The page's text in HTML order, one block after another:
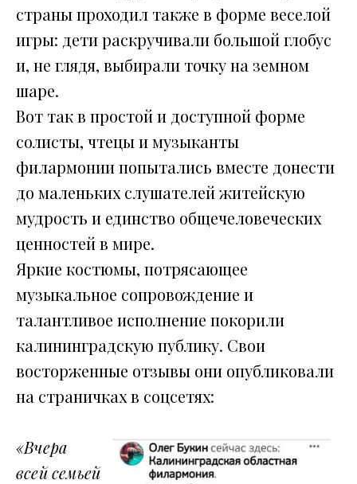
страны проходил также в форме веселой
игры: дети раскручивали большой глобус
и, не глядя, выбирали точку на земном
шаре.
Вот так в простой и доступной форме
солисты, чтецы и музыканты
филармонии попытались вместе донести
до маленьких слушателей житейскую
мудрость и единство общечеловеческих
ценностей в мире.
Яркие костюмы, потрясающее
музыкальное сопровождение и
талантливое исполнение покорили
калининградскую публику. Свои
восторженные отзывы они опубликовали
на страничках в соцсетях:
«Вчера
всей семьей